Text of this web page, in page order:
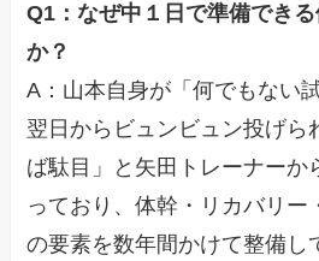
Q1：なぜ中１日で準備でき
か？
A：山本自身が「何でもない
翌日からビュンビュン投げら
ば駄目」と矢田トレーナーか
っており、体幹・リカバリー
の要素を数年間かけて整備し